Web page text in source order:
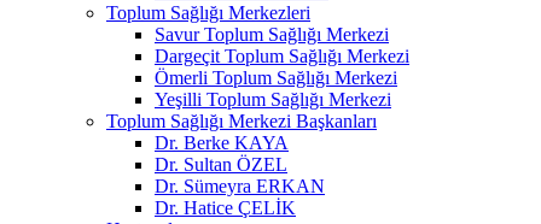
Toplum Sağlığı Merkezleri
Savur Toplum Sağlığı Merkezi
Dargeçit Toplum Sağlığı Merkezi
Ömerli Toplum Sağlığı Merkezi
Yeşilli Toplum Sağlığı Merkezi
Toplum Sağlığı Merkezi Başkanları
Dr. Berke KAYA
Dr. Sultan ÖZEL
Dr. Sümeyra ERKAN
Dr. Hatice ÇELİK